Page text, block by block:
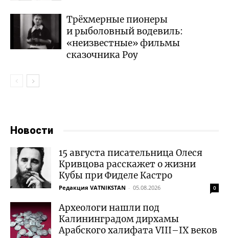
Трёхмерные пионеры
и рыболовный водевиль:
«неизвестные» фильмы
сказочника Роу
Новости
15 августа писательница Олеся
Кривцова расскажет о жизни
Кубы при Фиделе Кастро
Редакция VATNIKSTAN - 05.08.2026 0
Археологи нашли под
Калининградом дирхамы
Арабского халифата VIII–IX веков